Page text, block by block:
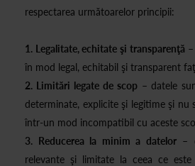
respectarea următoarelor principii:
1. Legalitate, echitate şi transparenţă
în mod legal, echitabil şi transparent
2. Limitări legate de scop– datele
determinate, explicite şi legitime şi
într-un mod incompatibil cu aceste
3. Reducerea la minim a datelor–
relevante şi limitate la ceea ce